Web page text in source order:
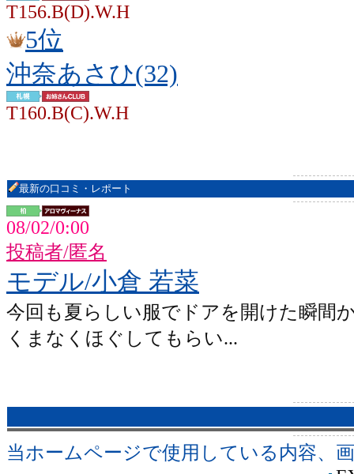
T156.B(D).W.H
5位
沖奈あさひ(32)
T160.B(C).W.H
最新の口コミ・レポート
08/02/0:00
投稿者/匿名
モデル/小倉 若菜
今回も夏らしい服でドアを開けた瞬間
くまなくほぐしてもらい...
当ホームページで使用している内容、